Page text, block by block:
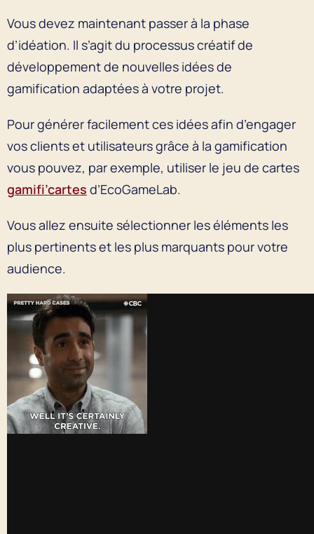
Vous devez maintenant passer à la phase
d’idéation. Il s’agit du processus créatif de
développement de nouvelles idées de
gamification adaptées à votre projet.
Pour générer facilement ces idées afin d’engager
vos clients et utilisateurs grâce à la gamification
vous pouvez, par exemple, utiliser le jeu de cartes
gamifi’cartes d’EcoGameLab.
Vous allez ensuite sélectionner les éléments les
plus pertinents et les plus marquants pour votre
audience.